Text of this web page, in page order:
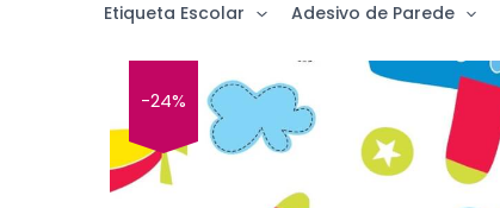
Etiqueta Escolar Adesivo de Parede
-24%